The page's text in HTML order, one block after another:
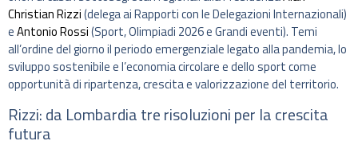
Christian Rizzi(delega ai Rapporti con le Delegazioni Internazionali)
eAntonio Rossi(Sport, Olimpiadi 2026 e Grandi eventi). Temi
all’ordine del giorno il periodo emergenziale legato alla pandemia, lo
sviluppo sostenibile e l’economia circolare e dello sport come
opportunità di ripartenza, crescita e valorizzazione del territorio.
Rizzi: da Lombardia tre risoluzioni per la crescita
futura